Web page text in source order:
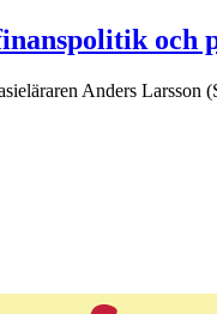
och
Anders